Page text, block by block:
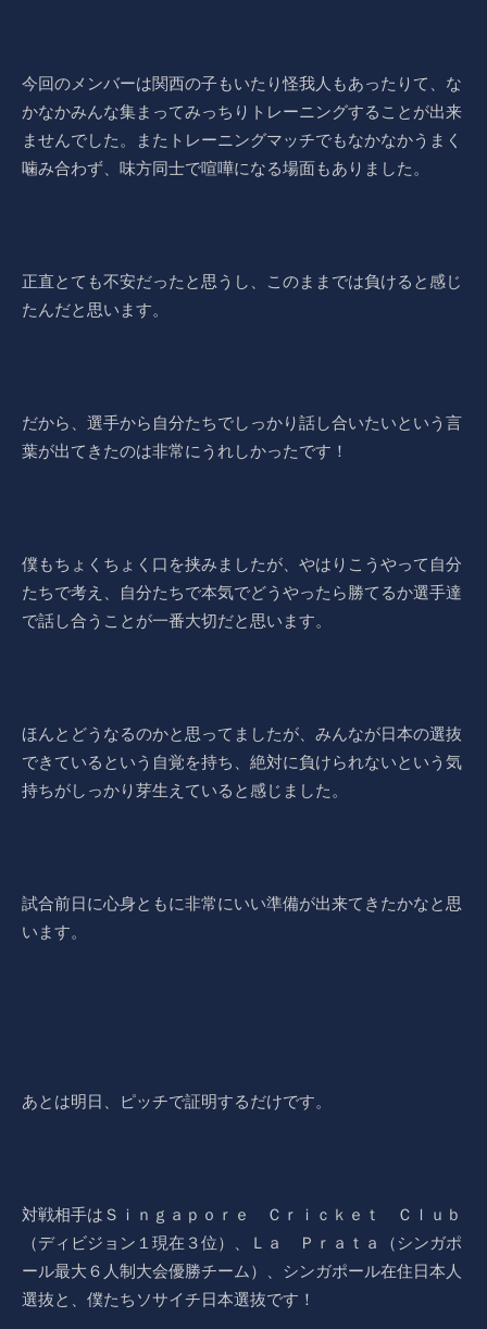
今回のメンバーは関西の子もいたり怪我人もあったりて、な
かなかみんな集まってみっちりトレーニングすることが出来
ませんでした。またトレーニングマッチでもなかなかうまく
噛み合わず、味方同士で喧嘩になる場面もありました。
正直とても不安だったと思うし、このままでは負けると感じ
たんだと思います。
だから、選手から自分たちでしっかり話し合いたいという言
葉が出てきたのは非常にうれしかったです！
僕もちょくちょく口を挟みましたが、やはりこうやって自分
たちで考え、自分たちで本気でどうやったら勝てるか選手達
で話し合うことが一番大切だと思います。
ほんとどうなるのかと思ってましたが、みんなが日本の選抜
できているという自覚を持ち、絶対に負けられないという気
持ちがしっかり芽生えていると感じました。
試合前日に心身ともに非常にいい準備が出来てきたかなと思
います。
あとは明日、ピッチで証明するだけです。
対戦相手はＳｉｎｇａｐｏｒｅ Ｃｒｉｃｋｅｔ Ｃｌｕｂ
（ディビジョン１現在３位）、Ｌａ Ｐｒａｔａ（シンガポ
ール最大６人制大会優勝チーム）、シンガポール在住日本人
選抜と、僕たちソサイチ日本選抜です！